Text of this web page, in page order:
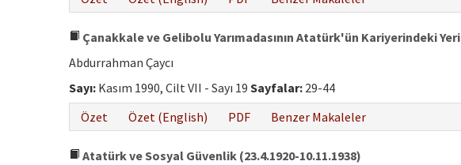
Çanakkale ve Gelibolu Yarımadasının Atatürk'ün Kariyerindeki Yeri
Abdurrahman Çaycı
Sayı: Kasım 1990, Cilt VII - Sayı 19 Sayfalar: 29-44
Özet
Özet (English) PDF Benzer Makaleler
Atatürk ve Sosyal Güvenlik (23.4.1920-10.11.1938)